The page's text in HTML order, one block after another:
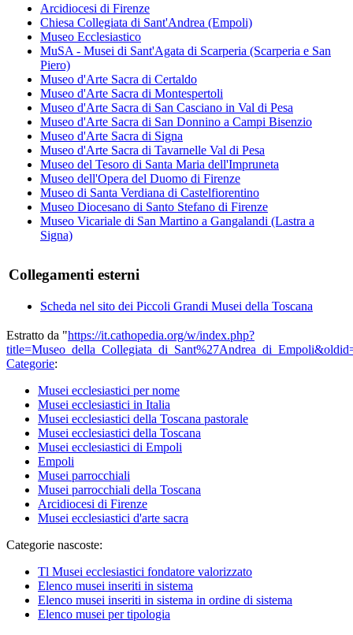
Arcidiocesi di Firenze
Chiesa Collegiata di Sant'Andrea (Empoli)
Museo Ecclesiastico
MuSA - Musei di Sant'Agata di Scarperia (Scarperia e San
Piero)
Museo d'Arte Sacra di Certaldo
Museo d'Arte Sacra di Montespertoli
Museo d'Arte Sacra di San Casciano in Val di Pesa
Museo d'Arte Sacra di San Donnino a Campi Bisenzio
Museo d'Arte Sacra di Signa
Museo d'Arte Sacra di Tavarnelle Val di Pesa
Museo del Tesoro di Santa Maria dell'Impruneta
Museo dell'Opera del Duomo di Firenze
Museo di Santa Verdiana di Castelfiorentino
Museo Diocesano di Santo Stefano di Firenze
Museo Vicariale di San Martino a Gangalandi (Lastra a
Signa)
Collegamenti esterni
Scheda nel sito dei Piccoli Grandi Musei della Toscana
Estratto da "https://it.cathopedia.org/w/index.php?
Categorie:
Musei ecclesiastici per nome
Musei ecclesiastici in Italia
Musei ecclesiastici della Toscana pastorale
Musei ecclesiastici della Toscana
Musei ecclesiastici di Empoli
Empoli
Musei parrocchiali
Musei parrocchiali della Toscana
Arcidiocesi di Firenze
Musei ecclesiastici d'arte sacra
Categorie nascoste:
Tl Musei ecclesiastici fondatore valorizzato
Elenco musei inseriti in sistema
Elenco musei inseriti in sistema in ordine di sistema
Elenco musei per tipologia